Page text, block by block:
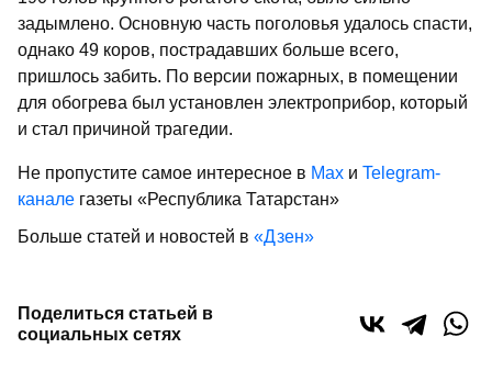
задымлено. Основную часть поголовья удалось спасти,
однако 49 коров, пострадавших больше всего,
пришлось забить. По версии пожарных, в помещении
для обогрева был установлен электроприбор, который
и стал причиной трагедии.
Не пропустите самое интересное в Max и Telegram-
канале газеты «Республика Татарстан»
Больше статей и новостей в «Дзен»
Поделиться статьей в
социальных сетях